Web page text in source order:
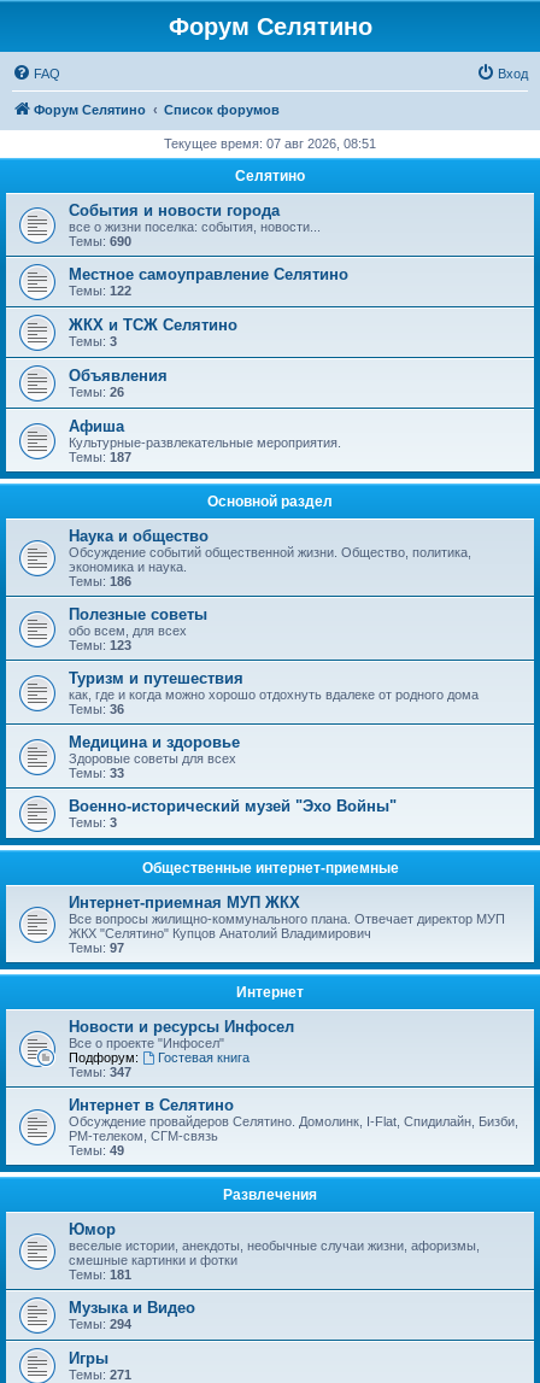
Форум Селятино
FAQ Вход
Форум Селятино Список форумов
Текущее время: 07 авг 2026, 08:51
Селятино
События и новости города
все о жизни поселка: события, новости...
Темы: 690
Местное самоуправление Селятино
Темы: 122
ЖКХ и ТСЖ Селятино
Темы: 3
Объявления
Темы: 26
Афиша
Культурные-развлекательные мероприятия.
Темы: 187
Основной раздел
Наука и общество
Обсуждение событий общественной жизни. Общество, политика,
экономика и наука.
Темы: 186
Полезные советы
обо всем, для всех
Темы: 123
Туризм и путешествия
как, где и когда можно хорошо отдохнуть вдалеке от родного дома
Темы: 36
Медицина и здоровье
Здоровые советы для всех
Темы: 33
Военно-исторический музей "Эхо Войны"
Темы: 3
Общественные интернет-приемные
Интернет-приемная МУП ЖКХ
Все вопросы жилищно-коммунального плана. Отвечает директор МУП
ЖКХ "Селятино" Купцов Анатолий Владимирович
Темы: 97
Интернет
Новости и ресурсы Инфосел
Все о проекте "Инфосел"
Подфорум:
Гостевая книга
Темы: 347
Интернет в Селятино
Обсуждение провайдеров Селятино. Домолинк, I-Flat, Спидилайн, Бизби,
РМ-телеком, СГМ-связь
Темы: 49
Развлечения
Юмор
веселые истории, анекдоты, необычные случаи жизни, афоризмы,
смешные картинки и фотки
Темы: 181
Музыка и Видео
Темы: 294
Игры
Темы: 271